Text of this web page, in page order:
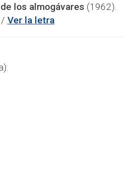
los almogávares (1962).
Ver la letra